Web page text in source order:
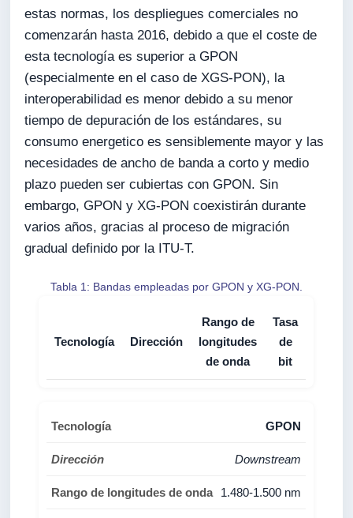
estas normas, los despliegues comerciales no
comenzarán hasta 2016, debido a que el coste de
esta tecnología es superior a GPON
(especialmente en el caso de XGS-PON), la
interoperabilidad es menor debido a su menor
tiempo de depuración de los estándares, su
consumo energetico es sensiblemente mayor y las
necesidades de ancho de banda a corto y medio
plazo pueden ser cubiertas con GPON. Sin
embargo, GPON y XG-PON coexistirán durante
varios años, gracias al proceso de migración
gradual definido por la ITU-T.
Tabla 1: Bandas empleadas por GPON y XG-PON.
Tecnología Dirección
Rango de
longitudes
de onda
Tasa
de
bit
GPON
Downstream
1.480-1.500 nm